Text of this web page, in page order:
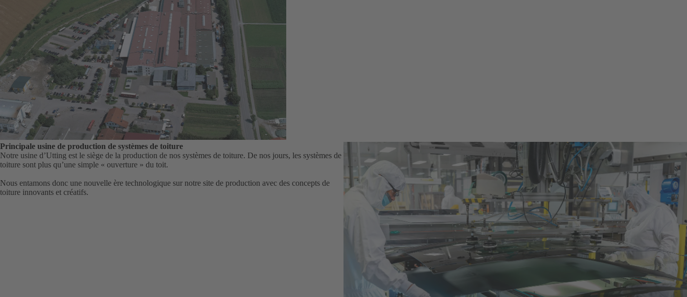
Principale usine de production de systèmes de toiture
Notre usine d’Utting est le siège de la production de nos systèmes de toiture. De nos jours, les systèmes de
toiture sont plus qu’une simple « ouverture » du toit.
Nous entamons donc une nouvelle ère technologique sur notre site de production avec des concepts de
toiture innovants et créatifs.